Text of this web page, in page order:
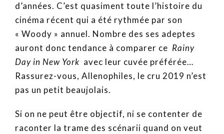
d’années. C’est quasiment toute l’histoire du
cinéma récent qui a été rythmée par son
« Woody » annuel. Nombre des ses adeptes
auront donc tendance à comparer ce Rainy
Day in New York avec leur cuvée préférée…
Rassurez-vous, Allenophiles, le cru 2019 n’est
pas un petit beaujolais.
Si on ne peut être objectif, ni se contenter de
raconter la trame des scénarii quand on veut